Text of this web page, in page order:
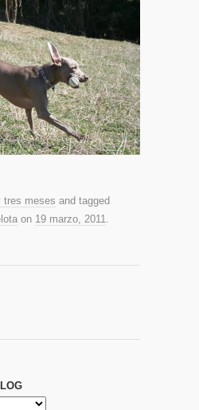
tres meses and tagged
on 19 marzo, 2011.